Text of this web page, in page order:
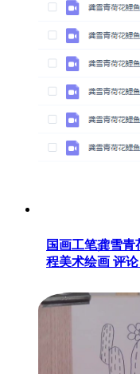
国画工笔龚雪
程美术绘画 评